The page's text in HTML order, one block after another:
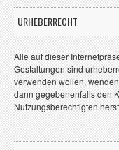
URHEBERRECHT
Alle auf dieser
Gestaltungen sind
verwenden wollen,
dann gegebenenfalls den
Nutzungsberechtigten